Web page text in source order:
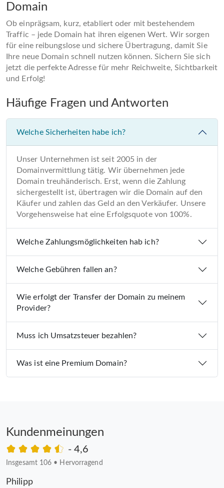
Domain
Ob einprägsam, kurz, etabliert oder mit bestehendem
Traffic – jede Domain hat ihren eigenen Wert. Wir sorgen
für eine reibungslose und sichere Übertragung, damit Sie
Ihre neue Domain schnell nutzen können. Sichern Sie sich
jetzt die perfekte Adresse für mehr Reichweite, Sichtbarkeit
und Erfolg!
Häufige Fragen und Antworten
Welche Sicherheiten habe ich?
Unser Unternehmen ist seit 2005 in der
Domainvermittlung tätig. Wir übernehmen jede
Domain treuhänderisch. Erst, wenn die Zahlung
sichergestellt ist, übertragen wir die Domain auf den
Käufer und zahlen das Geld an den Verkäufer. Unsere
Vorgehensweise hat eine Erfolgsquote von 100%.
Welche Zahlungsmöglichkeiten hab ich?
Welche Gebühren fallen an?
Wie erfolgt der Transfer der Domain zu meinem
Provider?
Muss ich Umsatzsteuer bezahlen?
Was ist eine Premium Domain?
Kundenmeinungen
- 4,6
Insgesamt 106 • Hervorragend
Philipp